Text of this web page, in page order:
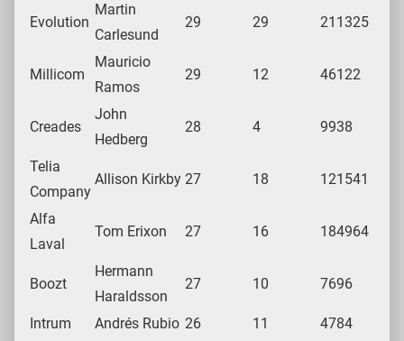
Evolution
Martin
Carlesund
29 29 211325
Millicom
Mauricio
Ramos
29 12 46122
Creades
John
Hedberg
28 4 9938
Telia
Company
Allison Kirkby 27 18 121541
Alfa
Laval
Tom Erixon 27 16 184964
Boozt
Hermann
Haraldsson
27 10 7696
Intrum Andrés Rubio 26 11
4784